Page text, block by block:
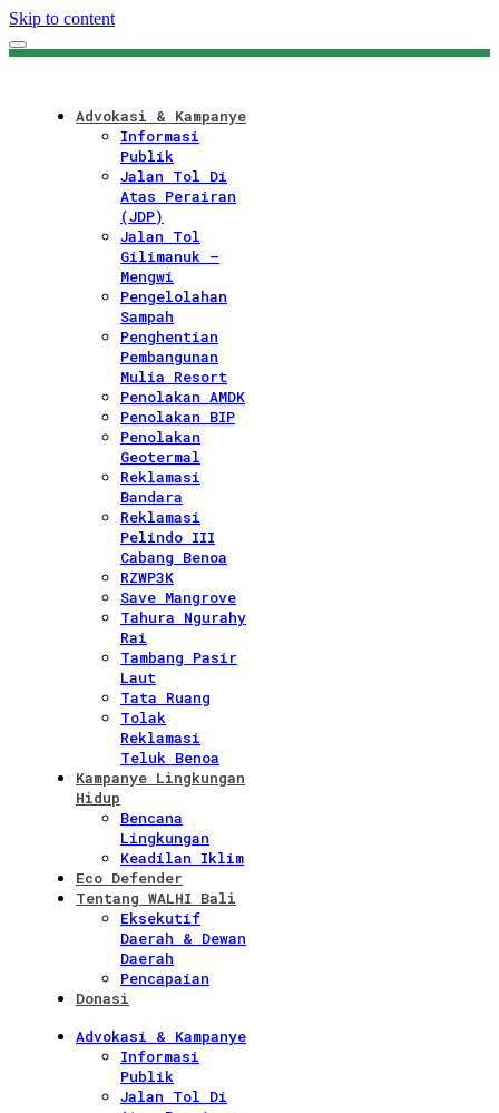
Skip to content
Advokasi & Kampanye
Informasi
Publik
Jalan Tol Di
Atas Perairan
(JDP)
Jalan Tol
Gilimanuk –
Mengwi
Pengelolahan
Sampah
Penghentian
Pembangunan
Mulia Resort
Penolakan AMDK
Penolakan BIP
Penolakan
Geotermal
Reklamasi
Bandara
Reklamasi
Pelindo III
Cabang Benoa
RZWP3K
Save Mangrove
Tahura Ngurahy
Rai
Tambang Pasir
Laut
Tata Ruang
Tolak
Reklamasi
Teluk Benoa
Kampanye Lingkungan
Hidup
Bencana
Lingkungan
Keadilan Iklim
Eco Defender
Tentang WALHI Bali
Eksekutif
Daerah & Dewan
Daerah
Pencapaian
Donasi
Advokasi & Kampanye
Informasi
Publik
Jalan Tol Di